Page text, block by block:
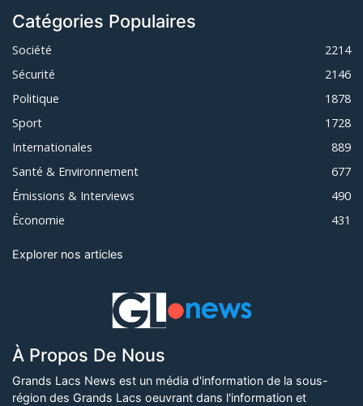
Catégories Populaires
Société
2214
Sécurité
2146
Politique
1878
Sport
1728
Internationales
889
Santé & Environnement
677
Émissions & Interviews
490
Économie
431
Explorer nos articles
À Propos De Nous
Grands Lacs News est un média d'information de la sous-
région des Grands Lacs oeuvrant dans l'information et